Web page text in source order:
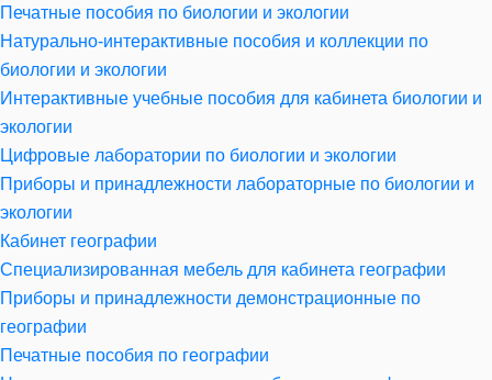
Печатные пособия по биологии и экологии
Натурально-интерактивные пособия и коллекции по
биологии и экологии
Интерактивные учебные пособия для кабинета биологии и
экологии
Цифровые лаборатории по биологии и экологии
Приборы и принадлежности лабораторные по биологии и
экологии
Кабинет географии
Специализированная мебель для кабинета географии
Приборы и принадлежности демонстрационные по
географии
Печатные пособия по географии